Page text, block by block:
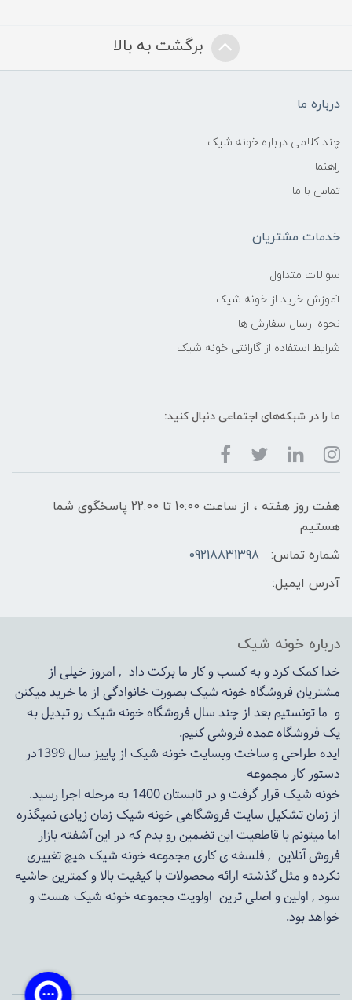
برگشت به بالا
درباره ما
چند کلامی درباره خونه شیک
راهنما
تماس با ما
خدمات مشتریان
سوالات متداول
آموزش خرید از خونه شیک
نحوه ارسال سفارش ها
شرایط استفاده از گارانتی خونه شیک
ما را در شبکه‌های اجتماعی دنبال کنید:
هفت روز هفته ، از ساعت 10:00 تا 22:00 پاسخگوی شما
هستیم
شماره تماس:
09218831398
آدرس ایمیل:
درباره خونه شیک
خدا کمک کرد و به کسب و کار ما برکت داد , امروز خیلی از
مشتریان فروشگاه خونه شیک بصورت خانوادگی از ما خرید میکنن
و ما تونستیم بعد از چند سال فروشگاهخونه شیکرو تبدیل به
یک فروشگاه عمده فروشی کنیم.
ایده طراحی و ساخت وبسایت خونه شیک از پاییز سال 1399در
دستور کار مجموعه
خونه شیک قرار گرفت و در تابستان 1400 به مرحله اجرا رسید.
از زمان تشکیل سایت فروشگاهیخونه شیکزمان زیادی نمیگذره
اما میتونم با قاطعیت این تضمین رو بدم که در این آشفته بازار
فروش آنلاین , فلسفه ی کاری مجموعهخونه شیک هیچ تغییری
نکرده و مثل گذشته ارائه محصولات با کیفیت بالا و کمترین حاشیه
سود , اولین و اصلی ترین اولویت مجموعهخونه شیک هست و
خواهد بود.